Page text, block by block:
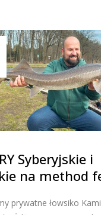
Syberyjskie i
na method
prywatne łowsiko